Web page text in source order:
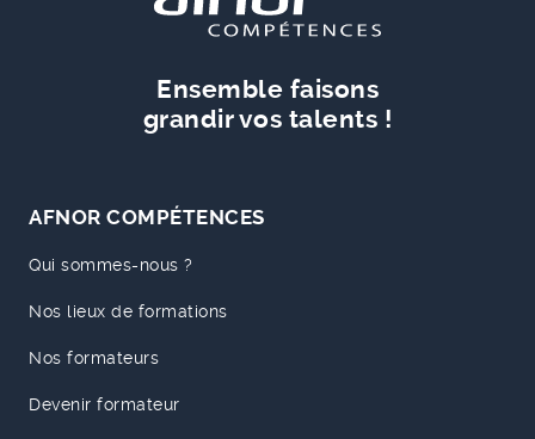
Ensemble faisons
grandir vos talents !
AFNOR COMPÉTENCES
Qui sommes-nous ?
Nos lieux de formations
Nos formateurs
Devenir formateur